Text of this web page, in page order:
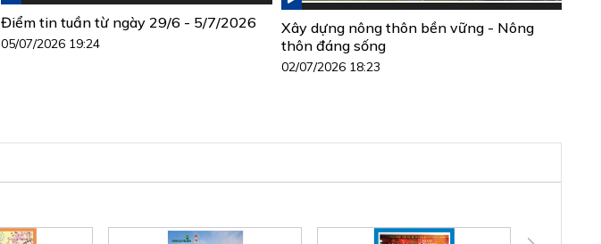
Điểm tin tuần từ ngày 29/6 - 5/7/2026
05/07/2026 19:24
Xây dựng nông thôn bền vững - Nông
thôn đáng sống
02/07/2026 18:23